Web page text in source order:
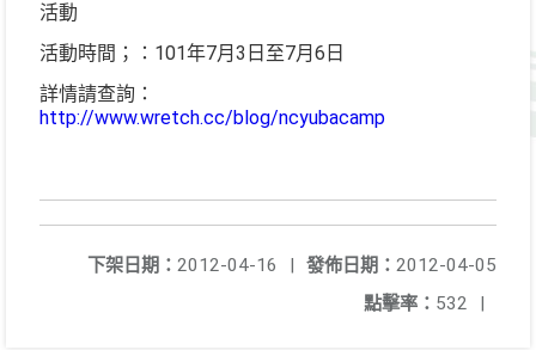
活動
活動時間；：101年7月3日至7月6日
詳情請查詢：
http://www.wretch.cc/blog/ncyubacamp
發佈日期： 2012-04-05
下架日期： 2012-04-16
|
點擊率： 532 |